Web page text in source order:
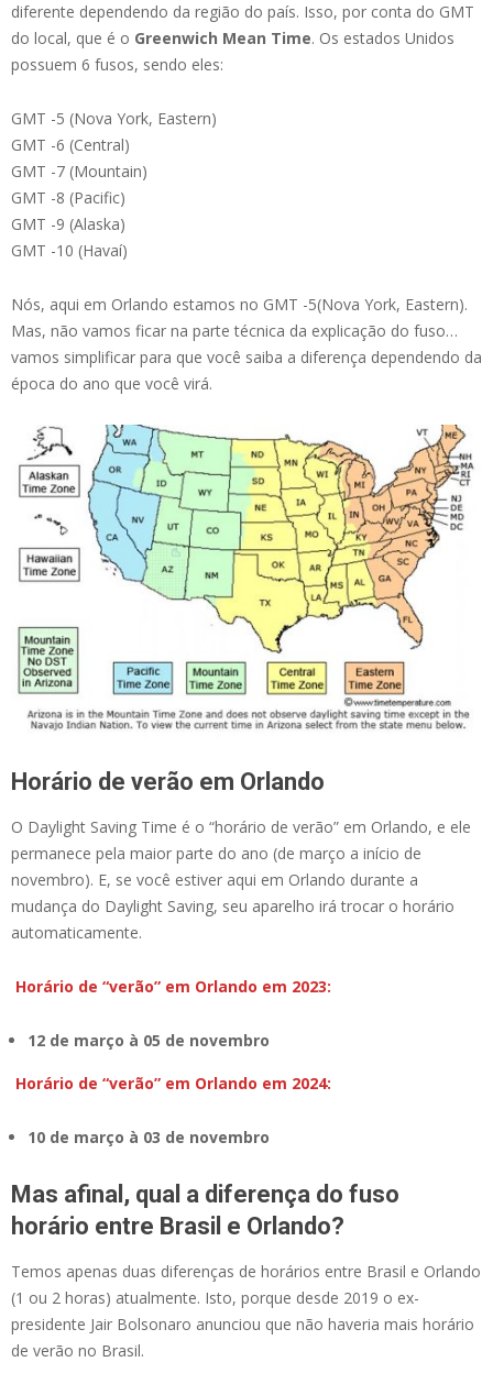
diferente dependendo da região do país. Isso, por conta do GMT
do local, que é o Greenwich Mean Time. Os estados Unidos
possuem 6 fusos, sendo eles:
GMT -5 (Nova York, Eastern)
GMT -6 (Central)
GMT -7 (Mountain)
GMT -8 (Pacific)
GMT -9 (Alaska)
GMT -10 (Havaí)
Nós, aqui em Orlando estamos no GMT -5(Nova York, Eastern).
Mas, não vamos ficar na parte técnica da explicação do fuso…
vamos simplificar para que você saiba a diferença dependendo da
época do ano que você virá.
Horário de verão em Orlando
O Daylight Saving Time é o “horário de verão” em Orlando, e ele
permanece pela maior parte do ano (de março a início de
novembro). E, se você estiver aqui em Orlando durante a
mudança do Daylight Saving, seu aparelho irá trocar o horário
automaticamente.
Horário de “verão” em Orlando em 2023:
12 de março à 05 de novembro
Horário de “verão” em Orlando em 2024:
10 de março à 03 de novembro
Mas afinal, qual a diferença do fuso
horário entre Brasil e Orlando?
Temos apenas duas diferenças de horários entre Brasil e Orlando
(1 ou 2 horas) atualmente. Isto, porque desde 2019 o ex-
presidente Jair Bolsonaro anunciou que não haveria mais horário
de verão no Brasil.